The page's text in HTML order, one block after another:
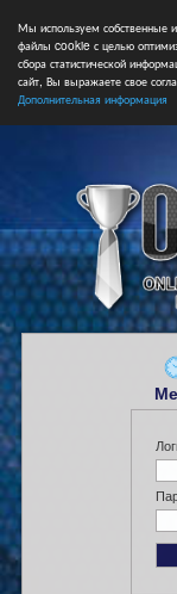
Мы используем собственные
файлы cookie с целью
сбора статистической
сайт, Вы выражаете свое
Дополнительная информация
Главная Форум